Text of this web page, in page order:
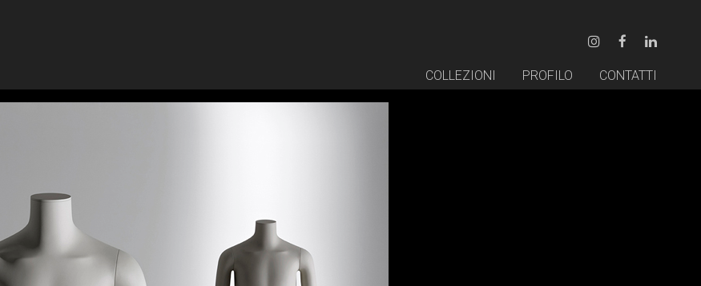
COLLEZIONI PROFILO CONTATTI